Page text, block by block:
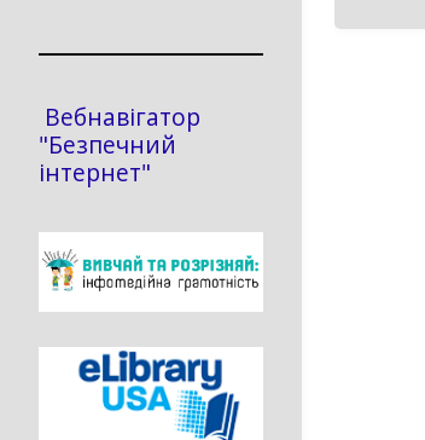
Вебнавігатор
"Безпечний
інтернет"